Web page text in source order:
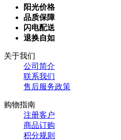
阳光价格
品质保障
闪电配送
退换自如
关于我们
公司简介
联系我们
售后服务政策
购物指南
注册客户
商品订购
积分规则